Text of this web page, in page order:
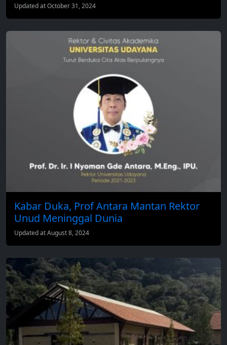
Updated at October 31, 2024
Kabar Duka, Prof Antara Mantan Rektor
Unud Meninggal Dunia
Updated at August 8, 2024